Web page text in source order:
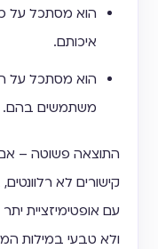
איכותם.
הוא מסתכל על
משתמשים בהם.
קישורים לא
עם אופטימיזציית
ולא טבעי במילות